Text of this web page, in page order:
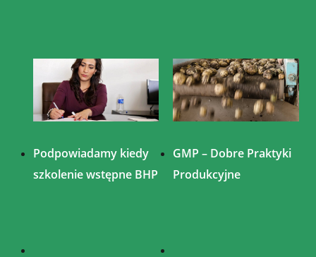
Podpowiadamy kiedy
szkolenie wstępne BHP
GMP – Dobre Praktyki
Produkcyjne